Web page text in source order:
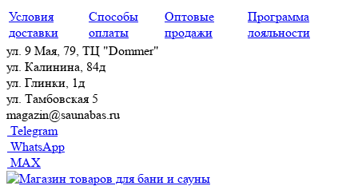
Условия
доставки
Способы
оплаты
Оптовые
продажи
Программа
лояльности
ул. 9 Мая, 79, ТЦ "Dommer"
ул. Калинина, 84д
ул. Глинки, 1д
ул. Тамбовская 5
magazin@saunabas.ru
Telegram
WhatsApp
MAX